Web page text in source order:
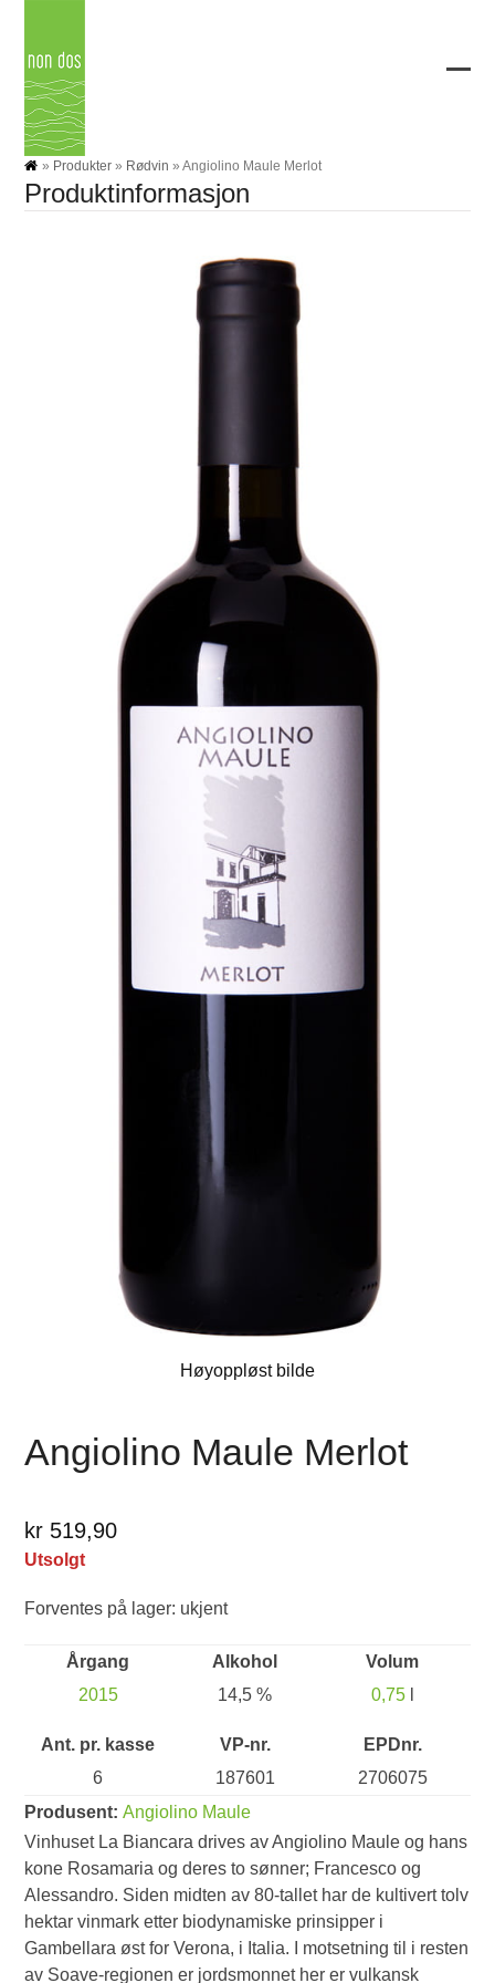
content
» Produkter » Rødvin »Angiolino Maule Merlot
Produktinformasjon
Høyoppløst bilde
Angiolino Maule Merlot
kr 519,90
Utsolgt
Forventes på lager: ukjent
Årgang
2015
Alkohol
14,5 %
Volum
0,75l
Ant. pr. kasse
6
VP-nr.
187601
EPDnr.
2706075
Produsent:Angiolino Maule
Vinhuset La Biancara drives av Angiolino Maule og hans
kone Rosamaria og deres to sønner; Francesco og
Alessandro. Siden midten av 80-tallet har de kultivert tolv
hektar vinmark etter biodynamiske prinsipper i
Gambellara øst for Verona, i Italia. I motsetning til i resten
av Soave-regionen er jordsmonnet her er vulkansk